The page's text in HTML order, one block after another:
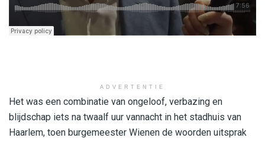
ADVERTENTIE
Het was een combinatie van ongeloof, verbazing en
blijdschap iets na twaalf uur vannacht in het stadhuis van
Haarlem, toen burgemeester Wienen de woorden uitsprak